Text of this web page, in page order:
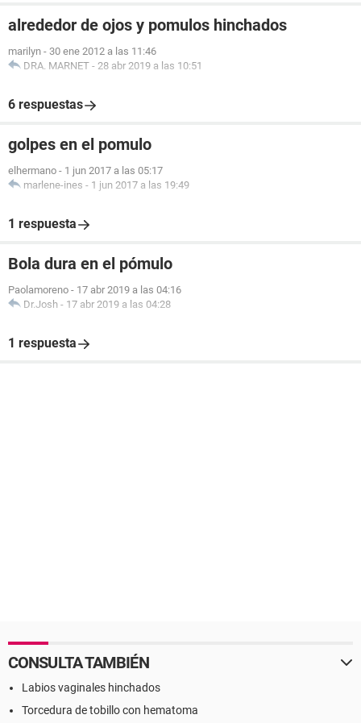
alrededor de ojos y pomulos hinchados
marilyn - 30 ene 2012 a las 11:46
DRA. MARNET - 28 abr 2019 a las 10:51
6 respuestas
golpes en el pomulo
elhermano - 1 jun 2017 a las 05:17
marlene-ines - 1 jun 2017 a las 19:49
1 respuesta
Bola dura en el pómulo
Paolamoreno - 17 abr 2019 a las 04:16
Dr.Josh - 17 abr 2019 a las 04:28
1 respuesta
CONSULTA TAMBIÉN
Labios vaginales hinchados
Torcedura de tobillo con hematoma